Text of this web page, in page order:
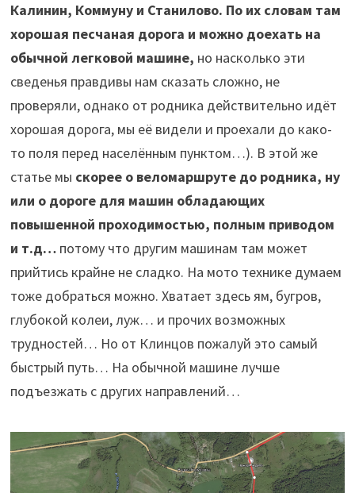
Калинин, Коммуну и Станилово. По их словам там
хорошая песчаная дорога и можно доехать на
обычной легковой машине, но насколько эти
сведенья правдивы нам сказать сложно, не
проверяли, однако от родника действительно идёт
хорошая дорога, мы её видели и проехали до како-
то поля перед населённым пунктом…). В этой же
статье мы скорее о веломаршруте до родника, ну
или о дороге для машин обладающих
повышенной проходимостью, полным приводом
и т.д…потому что другим машинам там может
прийтись крайне не сладко. На мото технике думаем
тоже добраться можно. Хватает здесь ям, бугров,
глубокой колеи, луж… и прочих возможных
трудностей… Но от Клинцов пожалуй это самый
быстрый путь… На обычной машине лучше
подъезжать с других направлений…